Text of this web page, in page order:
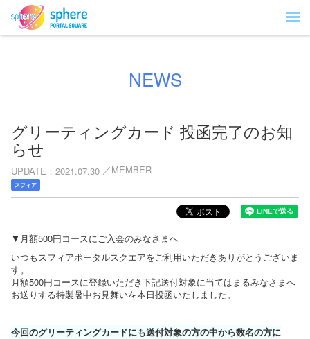
NEWS
グリーティングカード 投函完了のお知
らせ
UPDATE 2021.07.30 MEMBER
スフィア
▼月額500円コースにご入会のみなさまへ
いつもスフィアポータルスクエアをご利用いただきありがとうございま
す。
月額500円コースに登録いただき下記送付対象に当てはまるみなさまへ
お送りする特製暑中お見舞いを本日投函いたしました。
今回のグリーティングカードにも送付対象の方の中から数名の方に